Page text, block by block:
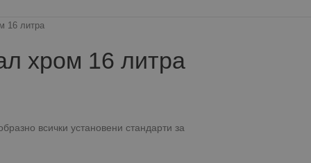
16 литра
хром 16 литра
всички установени стандарти за